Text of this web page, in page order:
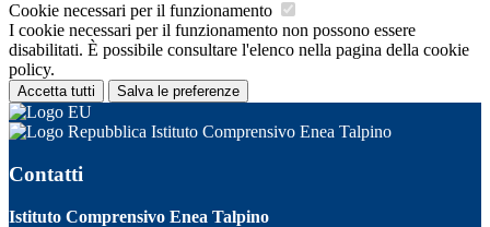
Cookie necessari per il funzionamento
I cookie necessari per il funzionamento non possono essere
disabilitati. È possibile consultare l'elenco nella pagina della cookie
policy.
Accetta tutti Salva le preferenze
Istituto Comprensivo Enea Talpino
Contatti
Istituto Comprensivo Enea Talpino